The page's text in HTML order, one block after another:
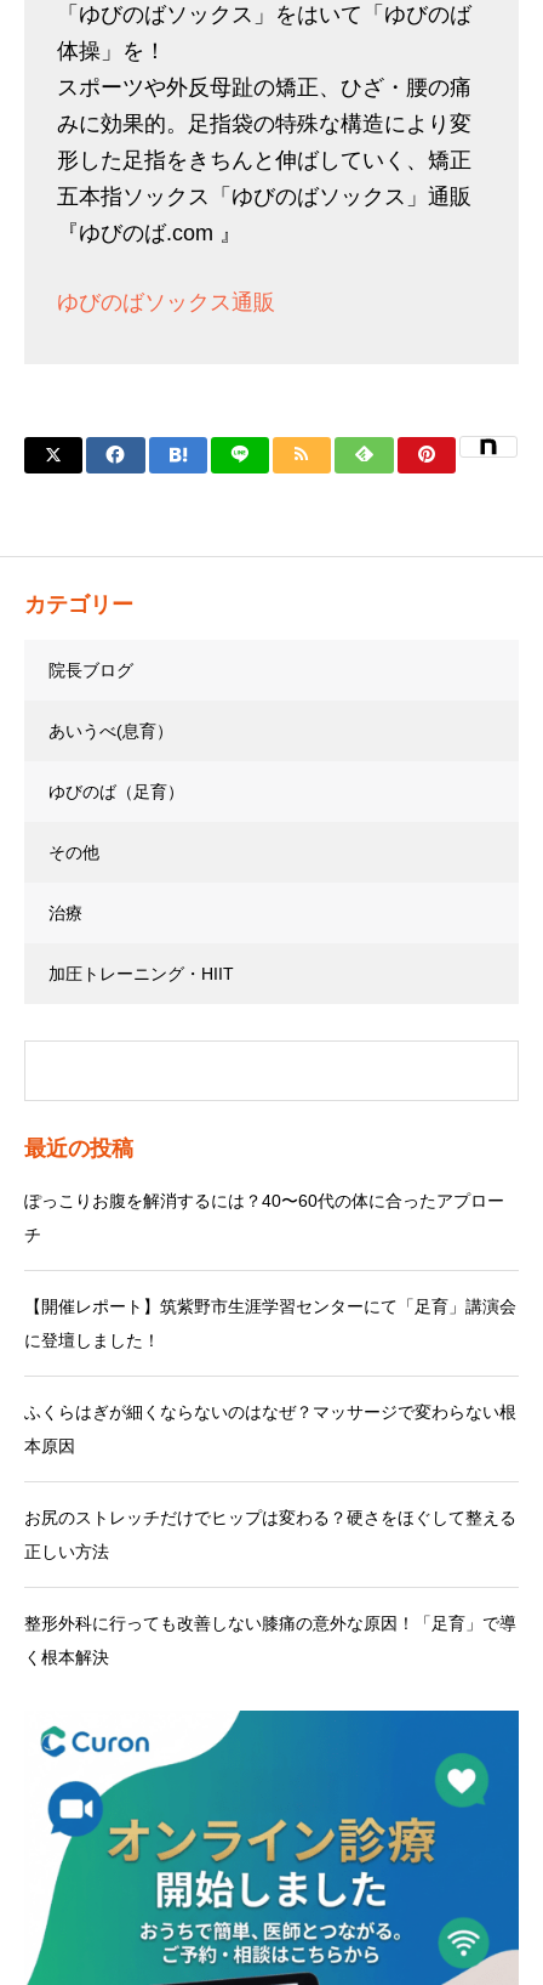
「ゆびのばソックス」をはいて「ゆびのば
体操」を！
スポーツや外反母趾の矯正、ひざ・腰の痛
みに効果的。足指袋の特殊な構造により変
形した足指をきちんと伸ばしていく、矯正
五本指ソックス「ゆびのばソックス」通販
『ゆびのば.com 』
ゆびのばソックス通販
カテゴリー
院長ブログ
あいうべ(息育）
ゆびのば（足育）
その他
治療
加圧トレーニング・HIIT
最近の投稿
ぽっこりお腹を解消するには？40〜60代の体に合ったアプロー
チ
【開催レポート】筑紫野市生涯学習センターにて「足育」講演会
に登壇しました！
ふくらはぎが細くならないのはなぜ？マッサージで変わらない根
本原因
お尻のストレッチだけでヒップは変わる？硬さをほぐして整える
正しい方法
整形外科に行っても改善しない膝痛の意外な原因！「足育」で導
く根本解決